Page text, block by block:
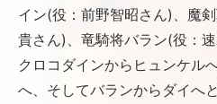
イン(役：前野智昭さん)、魔
貴さん)、竜騎将バラン(役：
クロコダインからヒュンケル
へ、そしてバランからダイへ